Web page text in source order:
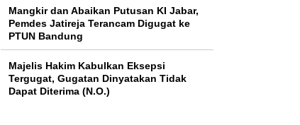
Mangkir dan Abaikan Putusan KI Jabar,
Pemdes Jatireja Terancam Digugat ke
PTUN Bandung
Majelis Hakim Kabulkan Eksepsi
Tergugat, Gugatan Dinyatakan Tidak
Dapat Diterima (N.O.)